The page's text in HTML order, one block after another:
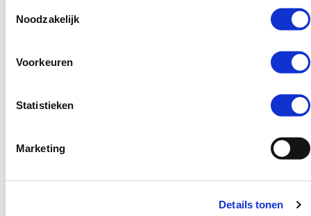
Noodzakelijk
Voorkeuren
Statistieken
Marketing
Details tonen
kunnen daar sinds kort
van…